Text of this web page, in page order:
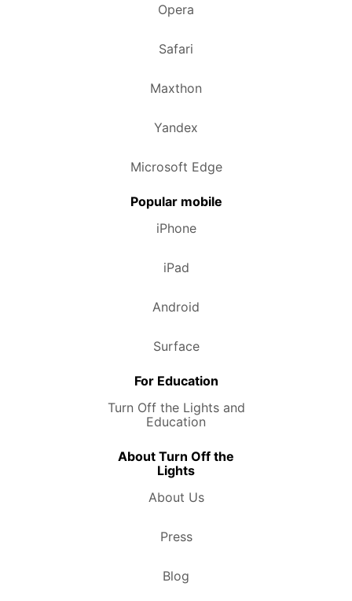
Opera
Safari
Maxthon
Yandex
Microsoft Edge
Popular mobile
iPhone
iPad
Android
Surface
For Education
Turn Off the Lights and
Education
About Turn Off the
Lights
About Us
Press
Blog